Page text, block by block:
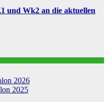
und Wk2 an die aktuellen
2026
2025